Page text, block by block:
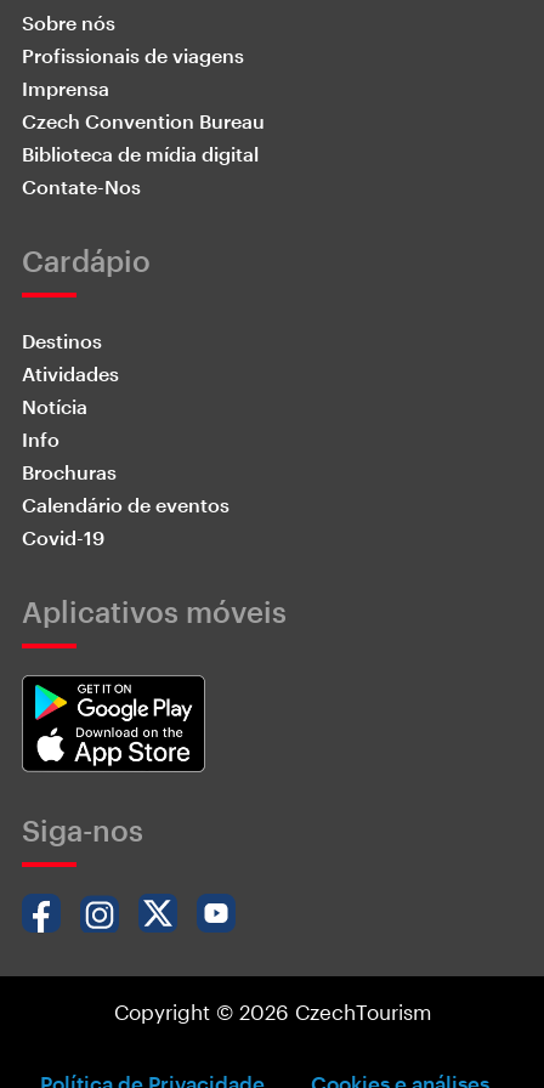
Sobre nós
Profissionais de viagens
Imprensa
Czech Convention Bureau
Biblioteca de mídia digital
Contate-Nos
Cardápio
Destinos
Atividades
Notícia
Info
Brochuras
Calendário de eventos
Covid-19
Aplicativos móveis
Siga-nos
Copyright © 2026 CzechTourism
Política de Privacidade Cookies e análises